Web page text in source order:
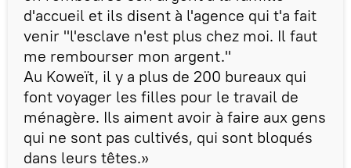
d'accueil et ils disent à l'agence qui t'a fait
venir "l'esclave n'est plus chez moi. Il faut
me rembourser mon argent."
Au Koweït, il y a plus de 200 bureaux qui
font voyager les filles pour le travail de
ménagère. Ils aiment avoir à faire aux gens
qui ne sont pas cultivés, qui sont bloqués
dans leurs têtes.»